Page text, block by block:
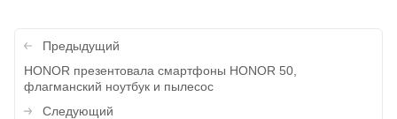
Навигация
по
записям
Предыдущий
HONOR презентовала смартфоны HONOR 50,
флагманский ноутбук и пылесос
Следующий